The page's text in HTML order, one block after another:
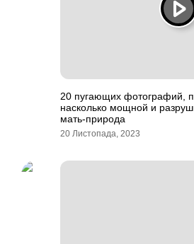
20 пугающих фотографий,
насколько мощной и
мать-природа
20 Листопада, 2023